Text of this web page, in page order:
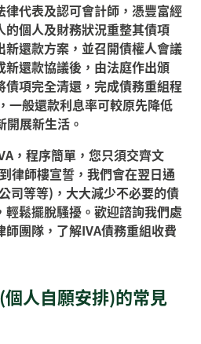
代表及認可會計師，憑豐富經
個人及財務狀況重整其債項
還款方案，並召開債權人會議
還款協議後，由法庭作出頒
項完全清還，完成債務重組程
一般還款利息率可較原先降低
展新生活。
，程序簡單，您只須交齊文
律師樓宣誓，我們會在翌日通
司等等)，大大減少不必要的債
鬆擺脫騷擾。歡迎諮詢我們處
團隊，了解IVA債務重組收費
人自願安排)的常見